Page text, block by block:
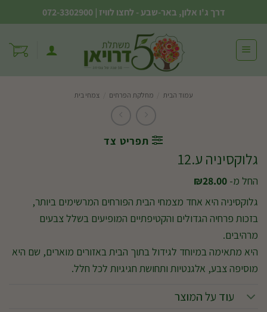
to
content
דרך ג'ו אלון, באר-שבע - לחצו לוויז |
072-3302900
עמוד הבית מחלקת הפרחים צמחי בית
תפריט צד
גלוקסיניה ע.12
החל מ- ₪28.00
גלוקסיניה היא אחד מצמחי הבית הפורחים המרשימים ביותר,
בזכות פרחיה הגדולים והקטיפתיים המופיעים בשלל צבעים
מרהיבים.
היא מתאימה במיוחד לגידול בתוך הבית באזורים מוארים, שם היא
מוסיפה צבע, אלגנטיות ותחושת חגיגיות לכל חלל.
עוד על המוצר